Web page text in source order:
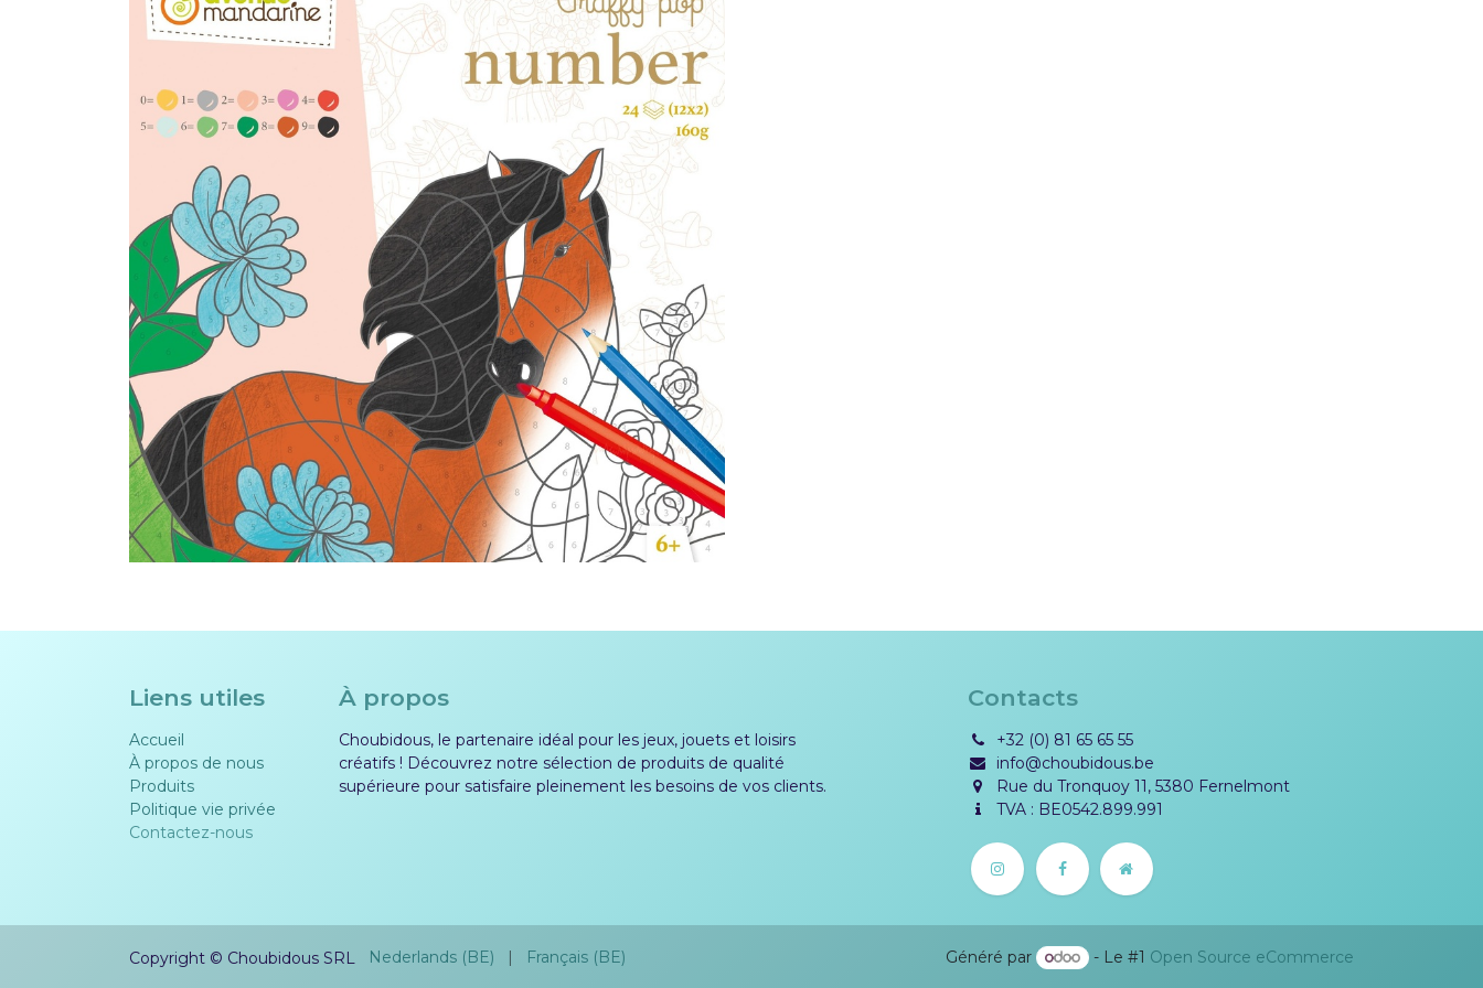
Liens utiles
Accueil
À propos de nous
Produits
Politique vie privée​​
Contactez-nous
À propos
Choubidous, le partenaire idéal pour les jeux, jouets et loisirs
créatifs ! Découvrez notre sélection de produits de qualité
supérieure pour satisfaire pleinement les besoins de vos clients.
Contacts
+32 (0) 81 65 65 55
info@choubidous.be
Rue du Tronquoy 11, 5380 Fernelmont
TVA : BE0542.899.991
Copyright © Choubidous SRL Nederlands (BE) | Français (BE) Généré par - Le #1 Open Source eCommerce